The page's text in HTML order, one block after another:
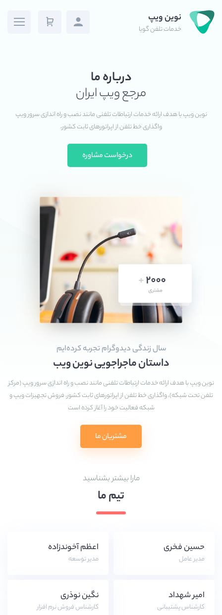
نوین ویپ
خدمات تلفن گویا
درباره ما
مرجع ویپ ایران
نوین ویپ با هدف ارائه خدمات ارتباطات تلفنی مانند نصب و راه اندازی سرور ویپ
واگذاری خط تلفن از اپراتورهای ثابت کشور،
درخواست مشاوره
سال زندگی دیدوگرام تجربه کرده‌ایم
داستان ماجراجویی نوین ویب
نوین ویپ با هدف ارائه خدمات ارتباطات تلفنی مانند نصب و راه اندازی سرور ویپ (مرکز
تلفن تحت شبکه)، واگذاری خط تلفن از اپراتورهای ثابت کشور، فروش تجهیزات ویپ و
شبکه فعالیت خود را آغاز کرده است
مشتریان ما
مارا بیشتر بشناسید
تیم ما
حسین فخری
مدیر عامل
اعظم آخوندزاده
مدیر توسعه
امیر شهداد
کارشناس پشتیبانی
نگین نوذری
کارشناس فروش نرم افزار